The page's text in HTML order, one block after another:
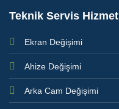
Teknik Servis
Ekran Değişimi
Ahize Değişimi
Arka Cam Değişimi